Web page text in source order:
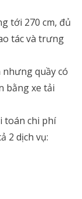
tới 270 cm, đủ
tác và trưng
quầy có
bằng xe tải
toán chi phí
2 dịch vụ: